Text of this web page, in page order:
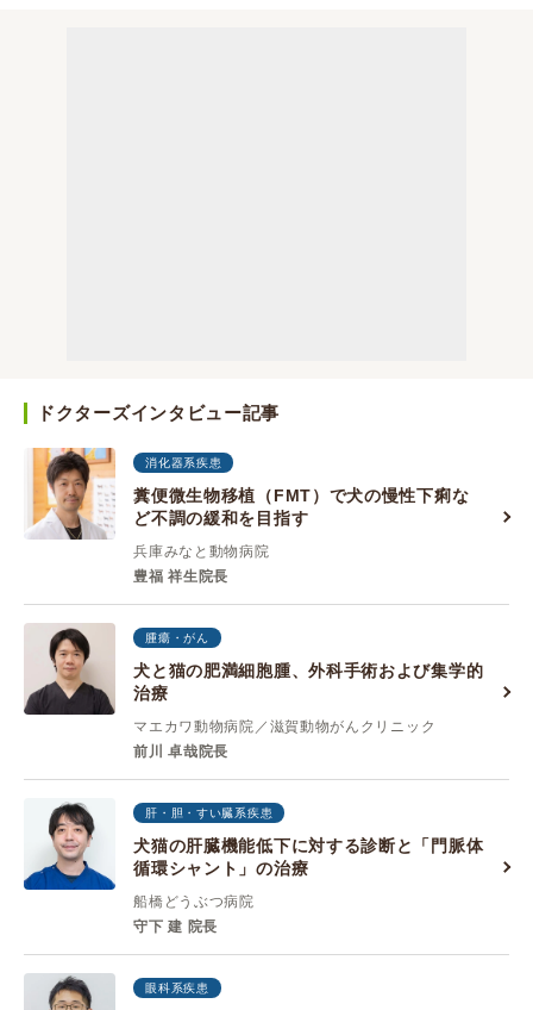
ドクターズインタビュー記事
消化器系疾患
糞便微生物移植（FMT）で犬の慢性下痢な
ど不調の緩和を目指す
兵庫みなと動物病院
豊福 祥生院長
腫瘍・がん
犬と猫の肥満細胞腫、外科手術および集学的
治療
マエカワ動物病院／滋賀動物がんクリニック
前川 卓哉院長
肝・胆・すい臓系疾患
犬猫の肝臓機能低下に対する診断と「門脈体
循環シャント」の治療
船橋どうぶつ病院
守下 建 院長
眼科系疾患